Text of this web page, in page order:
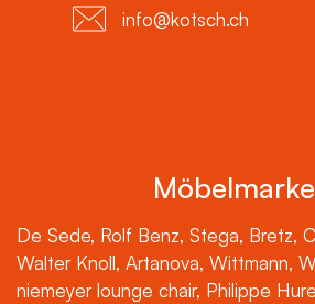
info@kotsch.ch
De Sede, Rolf Benz, Stega, Bretz,
Walter Knoll, Artanova, Wittmann,
niemeyer lounge chair, Philippe